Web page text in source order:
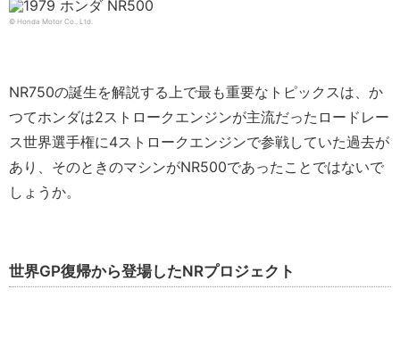
© Honda Motor Co., Ltd.
NR750の誕生を解説する上で最も重要なトピックスは、か
つてホンダは2ストロークエンジンが主流だったロードレー
ス世界選手権に4ストロークエンジンで参戦していた過去が
あり、そのときのマシンがNR500であったことではないで
しょうか。
世界GP復帰から登場したNRプロジェクト